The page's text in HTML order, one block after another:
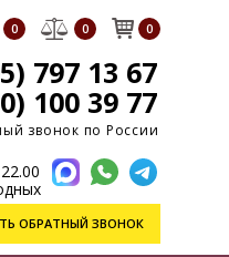
0 0 0
797 13 67
100 39 77
звонок по России
ОБРАТНЫЙ ЗВОНОК